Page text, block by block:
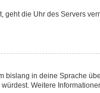
die Uhr des Servers
in deine Sprache
Weitere